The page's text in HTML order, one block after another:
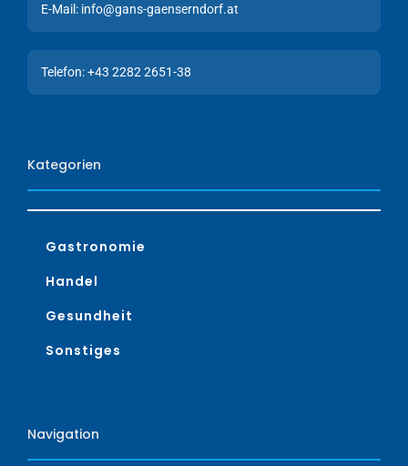
E-Mail: info@gans-gaenserndorf.at
Telefon: +43 2282 2651-38
Kategorien
Gastronomie
Handel
Gesundheit
Sonstiges
Navigation